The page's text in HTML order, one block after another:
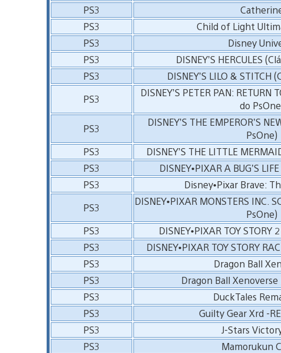
PS3
PS3
Child of Light
PS3
Disney
PS3
DISNEY’S HERCULES
PS3
DISNEY’S LILO & STITCH
PS3
DISNEY’S PETER PAN: RETURN
do
PS3
DISNEY’S THE EMPEROR’S
PsOne)
PS3
DISNEY’S THE LITTLE
PS3
DISNEY•PIXAR A BUG’S
PS3
Disney•Pixar Brave:
PS3
DISNEY•PIXAR MONSTERS INC.
PsOne)
PS3
DISNEY•PIXAR TOY STORY
PS3
DISNEY•PIXAR TOY STORY
PS3
Dragon Ball
PS3
Dragon Ball
PS3
DuckTales
PS3
Guilty Gear Xrd -
PS3
J-Stars
PS3
Mamorukun